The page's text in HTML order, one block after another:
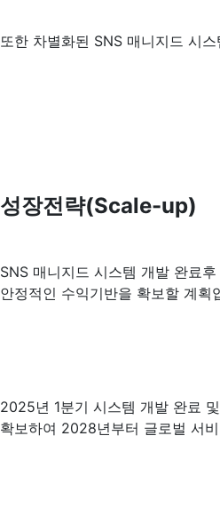
또한 차별화된 SNS 매니지드 시
성장전략(Scale-up)
SNS 매니지드 시스템 개발 완료
안정적인 수익기반을 확보할 계획
2025년 1분기 시스템 개발 완료
확보하여 2028년부터 글로벌 서